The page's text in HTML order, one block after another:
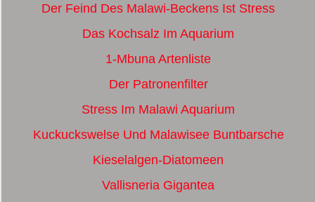
Der Feind Des Malawi-Beckens Ist Stress
Das Kochsalz Im Aquarium
1-Mbuna Artenliste
Der Patronenfilter
Stress Im Malawi Aquarium
Kuckuckswelse Und Malawisee Buntbarsche
Kieselalgen-Diatomeen
Vallisneria Gigantea